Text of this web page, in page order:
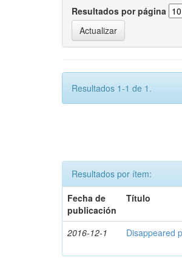
Resultados por página
Resultados 1-1 de 1.
Resultados por ítem:
Fecha de
publicación
Título
2016-12-1 Disappeared